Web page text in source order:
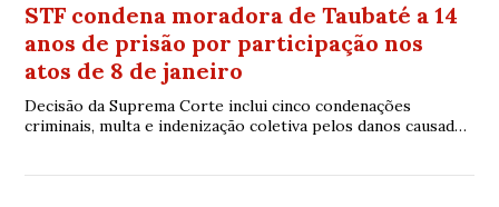
STF condena moradora de Taubaté a 14
anos de prisão por participação nos
atos de 8 de janeiro
Decisão da Suprema Corte inclui cinco condenações
criminais, multa e indenização coletiva pelos danos causados